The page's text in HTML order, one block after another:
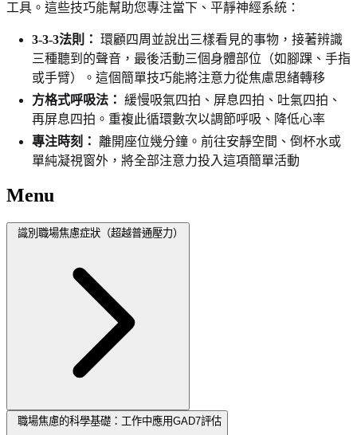
工具。這些技巧能幫助您專注當下、平靜神經系統：
3-3-3法則： 環顧四周並說出三樣看見的事物，接著辨識
三種聽到的聲音，最後活動三個身體部位（如腳踝、手指
或手臂）。這個簡單技巧能將注意力從焦慮思緒轉移
方格式呼吸法： 緩慢吸氣四拍、屏息四拍、吐氣四拍、
再屏息四拍。重複此循環數次以調節呼吸、降低心率
專注時刻： 離開座位幾分鐘。前往安靜空間、倒杯水或
單純凝視窗外，將全部注意力投入這項簡單活動
Menu
識別職場焦慮症狀（超越普通壓力）
職場焦慮的科學基礎：工作中應用GAD7評估